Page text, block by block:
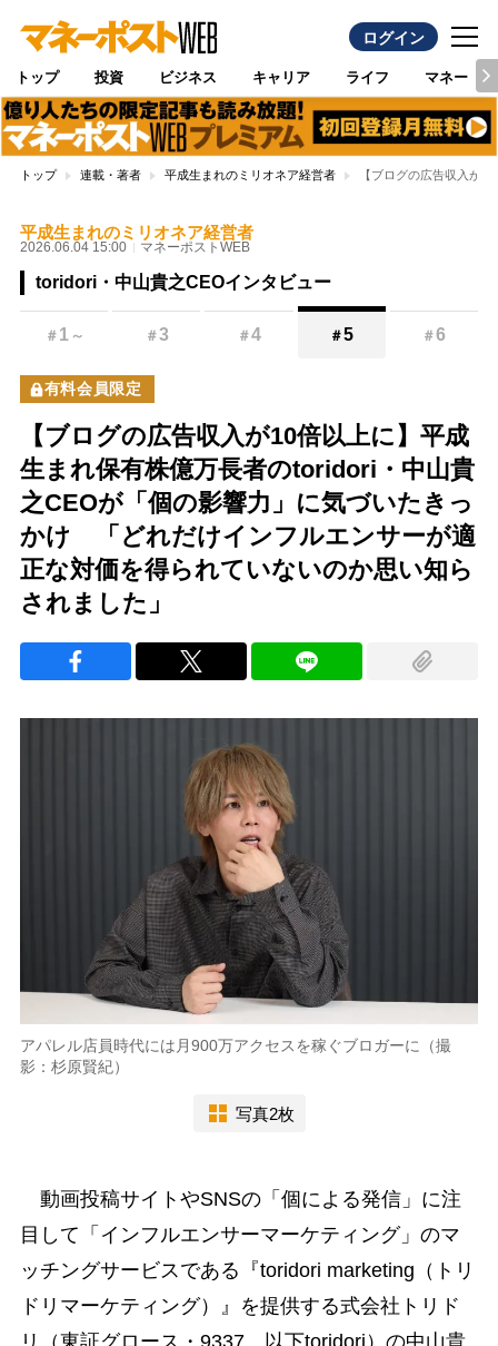
ログイン
トップ 投資 ビジネス キャリア ライフ マネー
トップ 連載・著者 平成生まれのミリオネア経営者 【ブログの広告収入が
平成生まれのミリオネア経営者
2026.06.04 15:00 マネーポストWEB
toridori・中山貴之CEOインタビュー
＃ 1 ～ ＃3 ＃4 ＃5 ＃6
有料会員限定
【ブログの広告収入が10倍以上に】平成
生まれ保有株億万長者のtoridori・中山貴
之CEOが「個の影響力」に気づいたきっ
かけ 「どれだけインフルエンサーが適
正な対価を得られていないのか思い知ら
されました」
アパレル店員時代には月900万アクセスを稼ぐブロガーに（撮
影：杉原賢紀）
写真2枚
動画投稿サイトやSNSの「個による発信」に注
目して「インフルエンサーマーケティング」のマ
ッチングサービスである『toridori marketing（トリ
ドリマーケティング）』を提供する式会社トリド